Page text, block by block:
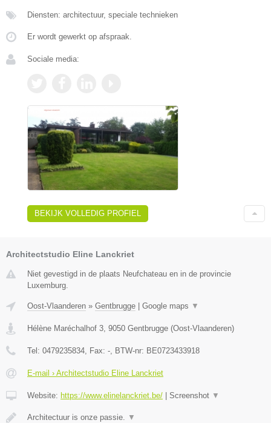
Diensten: architectuur, speciale technieken
Er wordt gewerkt op afspraak.
Sociale media:
BEKIJK VOLLEDIG PROFIEL
Architectstudio Eline Lanckriet
Niet gevestigd in de plaats Neufchateau en in de provincie
Luxemburg.
Oost-Vlaanderen » Gentbrugge Google maps ▼
Hélène Maréchalhof 3, 9050 Gentbrugge (Oost-Vlaanderen)
Tel: 0479235834, Fax: -, BTW-nr: BE0723433918
E-mail › Architectstudio Eline Lanckriet
Website: https://www.elinelanckriet.be/ Screenshot ▼
Architectuur is onze passie. ▼